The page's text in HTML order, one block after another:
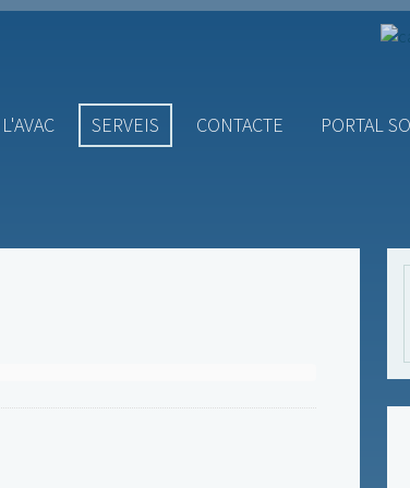
L'AVAC SERVEIS CONTACTE PORTAL